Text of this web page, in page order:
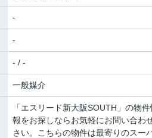
-
-
- / -
一般媒介
「エスリード新大阪SOUTH」の物件
報をお探しならお気軽にお問い合わ
さい。こちらの物件は最寄りのスー